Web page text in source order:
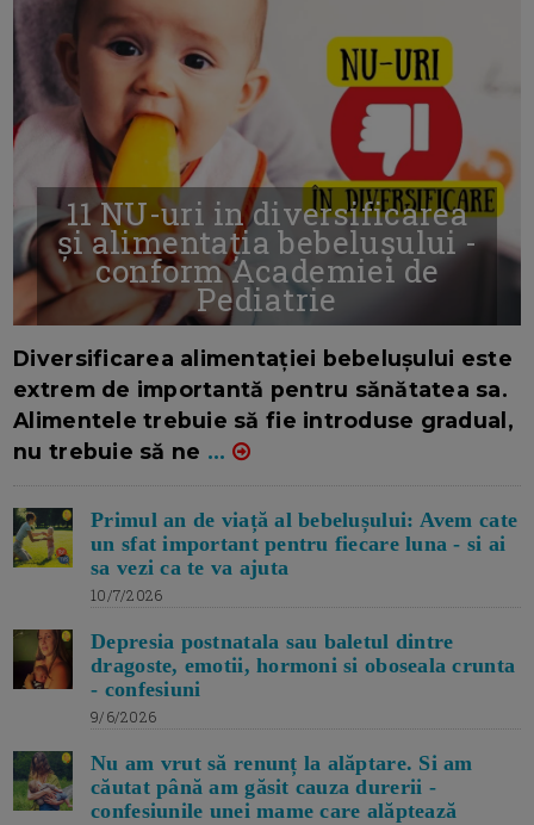
11 NU-uri in diversificarea
și alimentația bebelușului -
conform Academiei de
Pediatrie
Diversificarea alimentației bebelușului este
extrem de importantă pentru sănătatea sa.
Alimentele trebuie să fie introduse gradual,
nu trebuie să ne ...
Primul an de viață al bebelușului: Avem cate
un sfat important pentru fiecare luna - si ai
sa vezi ca te va ajuta
10/7/2026
Depresia postnatala sau baletul dintre
dragoste, emotii, hormoni si oboseala crunta
- confesiuni
9/6/2026
Nu am vrut să renunț la alăptare. Si am
căutat până am găsit cauza durerii -
confesiunile unei mame care alăptează